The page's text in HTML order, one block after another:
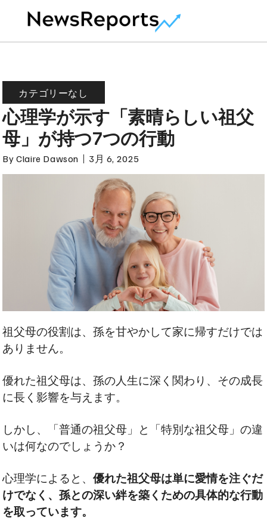
カテゴリーなし
心理学が示す「素晴らしい祖父
母」が持つ7つの行動
By Claire Dawson 3月 6, 2025
祖父母の役割は、孫を甘やかして家に帰すだけでは
ありません。
優れた祖父母は、孫の人生に深く関わり、その成長
に長く影響を与えます。
しかし、「普通の祖父母」と「特別な祖父母」の違
いは何なのでしょうか？
心理学によると、優れた祖父母は単に愛情を注ぐだ
けでなく、孫との深い絆を築くための具体的な行動
を取っています。